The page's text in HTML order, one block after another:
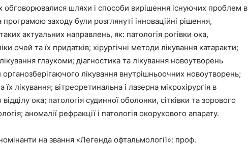
обговорювалися шляхи і способи вирішення існуючих проблем в
програмою заходу були розглянуті інноваційні рішення,
актуальних направлень, як: патологія рогівки ока,
очей та їх придатків; хірургічні методи лікування катаракти;
глаукоми; діагностика та лікування новоутворень
лікування внутрішньоочних новоутворень;
лікування; вітреоретинальна і лазерна мікрохірургія в
відділу ока; патологія судинної оболонки, сітківки та зорового
аномалії рефракції і патологія окорухового апарату.
на звання «Легенда офтальмології»: проф.